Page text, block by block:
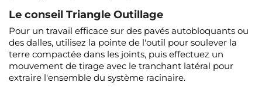
Le conseil Triangle Outillage
Pour un travail efficace sur des pavés autobloquants ou
des dalles, utilisez la pointe de l'outil pour soulever la
terre compactée dans les joints, puis effectuez un
mouvement de tirage avec le tranchant latéral pour
extraire l'ensemble du système racinaire.